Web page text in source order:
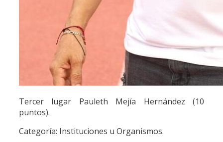
Tercer lugar Pauleth Mejía Hernández (10
puntos).
Categoría: Instituciones u Organismos.